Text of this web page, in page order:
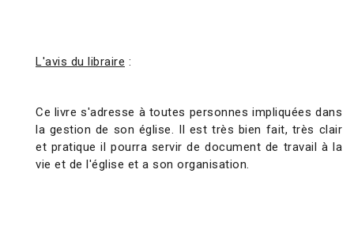
L'avis du libraire :
Ce livre s'adresse à toutes personnes impliquées dans
la gestion de son église. Il est très bien fait, très clair
et pratique il pourra servir de document de travail à la
vie et de l'église et a son organisation.